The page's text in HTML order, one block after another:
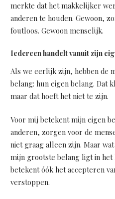
merkte dat het makkelijker
anderen te houden. Gewoon,
foutloos. Gewoon menselijk.
Iedereen handelt vanuit zijn
Als we eerlijk zijn, hebben de
belang: hun eigen belang. Dat
maar dat hoeft het niet te zijn.
Voor mij betekent mijn eigen
anderen, zorgen voor de
niet graag alleen zijn. Maar
mijn grootste belang ligt in het
betekent óók het accepteren
verstoppen.